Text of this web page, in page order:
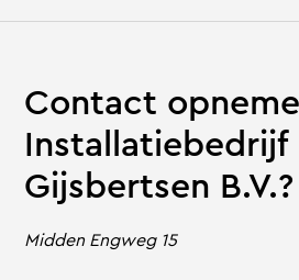
Contact
Installatiebedrijf
Gijsbertsen B.V.?
Midden Engweg 15